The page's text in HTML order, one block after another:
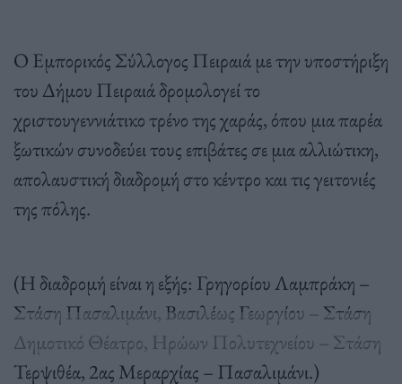
Ο Εμπορικός Σύλλογος Πειραιά με την υποστήριξη
του Δήμου Πειραιά δρομολογεί το
χριστουγεννιάτικο τρένο της χαράς, όπου μια παρέα
ξωτικών συνοδεύει τους επιβάτες σε μια αλλιώτικη,
απολαυστική διαδρομή στο κέντρο και τις γειτονιές
της πόλης.
(Η διαδρομή είναι η εξής: Γρηγορίου Λαμπράκη –
Στάση Πασαλιμάνι, Βασιλέως Γεωργίου – Στάση
Δημοτικό Θέατρο, Ηρώων Πολυτεχνείου – Στάση
Τερψιθέα, 2ας Μεραρχίας – Πασαλιμάνι.)